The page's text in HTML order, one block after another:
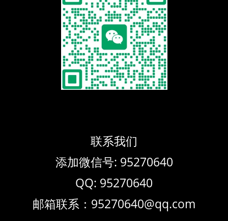
联系我们
添加微信号: 95270640
QQ: 95270640
邮箱联系：95270640@qq.com